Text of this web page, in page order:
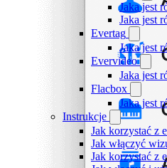
Jaka jest
Jaka jest
Evertag
Jaka jest
Evervideo
Jaka jest
Flacbox
Jaka jest
Instrukcje
Jak korzystać z
Jak włączyć
Jak korzystać z